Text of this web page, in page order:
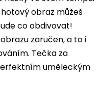
obraz můžeš
co obdivovat!
zaručen, a to i
Tečka za
uměleckým